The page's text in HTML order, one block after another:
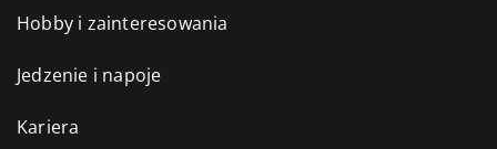
Hobby i zainteresowania
Jedzenie i napoje
Kariera